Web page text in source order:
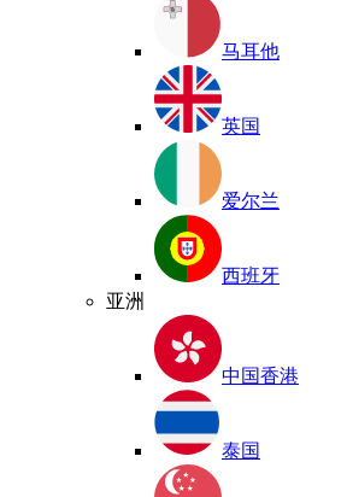
马耳他
英国
爱尔兰
西班牙
亚洲
中国香港
泰国